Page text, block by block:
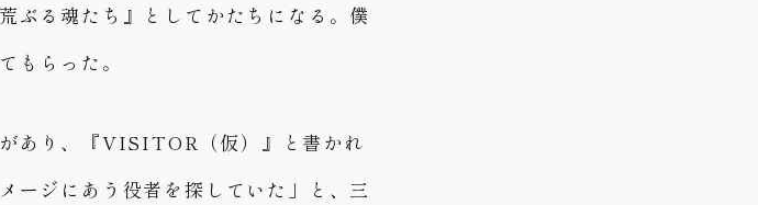
ぶる魂たち』としてかたちになる。僕
もらった。
あり、『VISITOR（仮）』と書かれ
ージにあう役者を探していた」と、三